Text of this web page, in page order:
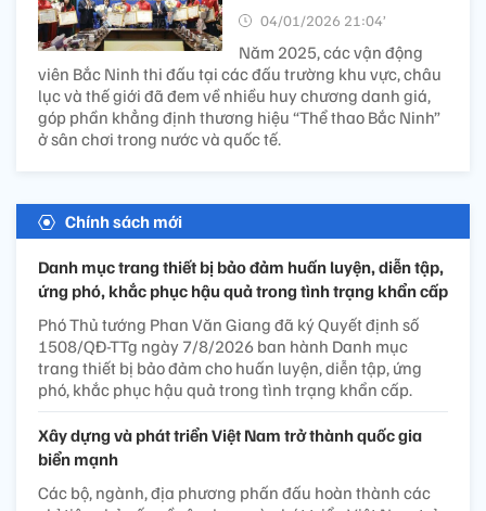
04/01/2026 21:04’
Năm 2025, các vận động
viên Bắc Ninh thi đấu tại các đấu trường khu vực, châu
lục và thế giới đã đem về nhiều huy chương danh giá,
góp phần khẳng định thương hiệu “Thể thao Bắc Ninh”
ở sân chơi trong nước và quốc tế.
Chính sách mới
Danh mục trang thiết bị bảo đảm huấn luyện, diễn tập,
ứng phó, khắc phục hậu quả trong tình trạng khẩn cấp
Phó Thủ tướng Phan Văn Giang đã ký Quyết định số
1508/QĐ-TTg ngày 7/8/2026 ban hành Danh mục
trang thiết bị bảo đảm cho huấn luyện, diễn tập, ứng
phó, khắc phục hậu quả trong tình trạng khẩn cấp.
Xây dựng và phát triển Việt Nam trở thành quốc gia
biển mạnh
Các bộ, ngành, địa phương phấn đấu hoàn thành các